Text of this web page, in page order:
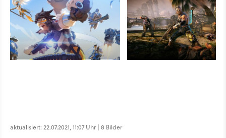
aktualisiert: 22.07.2021, 11:07 Uhr | 8 Bilder